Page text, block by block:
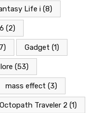
Life i (8)
(2)
Gadget (1)
lore (53)
mass effect (3)
Octopath Traveler 2 (1)